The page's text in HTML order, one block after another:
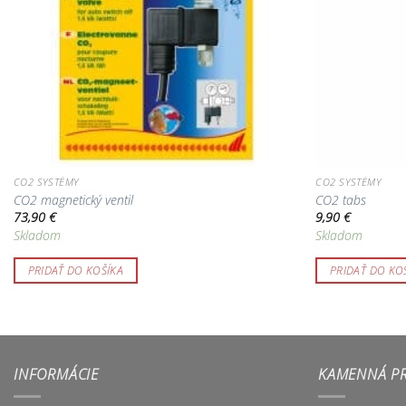
CO2 SYSTÉMY
CO2 magnetický ventil
73,90 €
Skladom
PRIDAŤ DO KOŠÍKA
CO2 SYSTÉMY
CO2 tabs
9,90€
Skladom
PRIDAŤ DO
INFORMÁCIE KAMENNÁ